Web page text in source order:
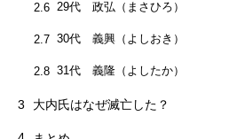
2.6 29代 政弘（まさひろ）
2.7 30代 義興（よしおき）
2.8 31代 義隆（よしたか）
3 大内氏はなぜ滅亡した？